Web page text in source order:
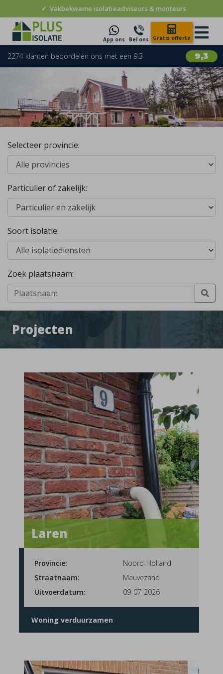
✓10 jaar garantie
App ons Bel ons Gratis offerte
9,3
2274 klanten beoordelen ons met een 9.3
Selecteer provincie:
Particulier of zakelijk:
Soort isolatie:
Zoek plaatsnaam:
Projecten
Laren
Provincie:
Noord-Holland
Straatnaam:
Mauvezand
Uitvoerdatum:
09-07-2026
Woning verduurzamen